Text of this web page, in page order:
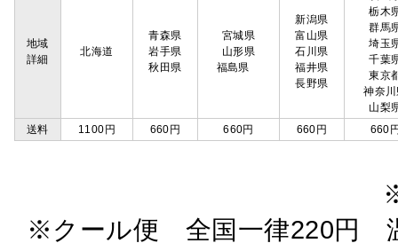
地域
詳細
北海道
青森県
岩手県
秋田県
宮城県
山形県
福島県
新潟県
富山県
石川県
福井県
長野県
栃木
群馬
埼玉
千葉
東京
神奈
山梨
送料
1100円 660円 660円 660円 660
※クール便 全国一律220円